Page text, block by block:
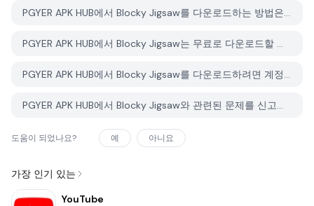
PGYER APK HUB에서 Blocky Jigsaw를 다운로드하는 방법은 무엇인가요?
PGYER APK HUB에서 Blocky Jigsaw는 무료로 다운로드할 수 있나요?
PGYER APK HUB에서 Blocky Jigsaw를 다운로드하려면 계정이 필요한가요?
PGYER APK HUB에서 Blocky Jigsaw와 관련된 문제를 신고하는 방법은 무엇인가요?
도움이 되었나요? 예 아니요
가장 인기 있는
YouTube